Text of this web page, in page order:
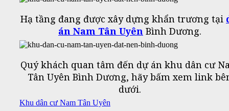
Hạ tầng đang được xây dựng khẩn trương tại
án Nam Tân Uyên Bình Dương.
Quý khách quan tâm đến dự án khu dân cư
Tân Uyên Bình Dương, hãy bấm xem link
dưới.
Khu dân cư Nam Tân Uyên